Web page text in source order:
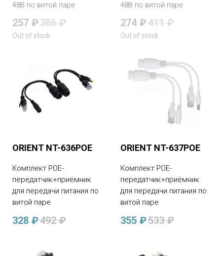
48В по витой паре
257 ₽386 ₽
Out of stock
48В по витой паре
274 ₽411 ₽
Out of stock
ORIENT NT-636POE
Комплект POE-
передатчик+приёмник
для передачи питания по
витой паре
328 ₽492 ₽
ORIENT NT-637POE
Комплект POE-
передатчик+приёмник
для передачи питания по
витой паре
355 ₽533 ₽